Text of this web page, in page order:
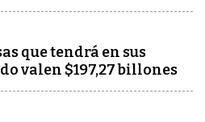
que tendrá en sus
valen $197,27 billones